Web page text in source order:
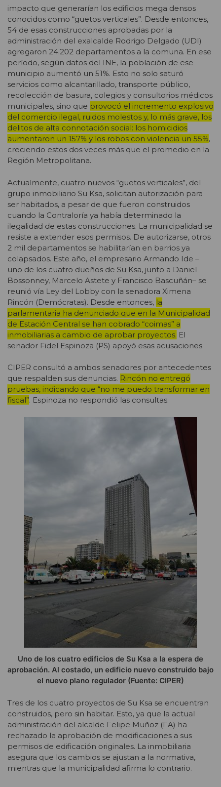
impacto que generarían los edificios mega densos
conocidos como “guetos verticales”. Desde entonces,
54 de esas construcciones aprobadas por la
administración del exalcalde Rodrigo Delgado (UDI)
agregaron 24.202 departamentos a la comuna. En ese
período, según datos del INE, la población de ese
municipio aumentó un 51%. Esto no solo saturó
servicios como alcantarillado, transporte público,
recolección de basura, colegios y consultorios médicos
municipales, sino que provocó el incremento explosivo
del comercio ilegal, ruidos molestos y, lo más grave, los
delitos de alta connotación social: los homicidios
aumentaron un 157% y los robos con violencia un 55%,
creciendo estos dos veces más que el promedio en la
Región Metropolitana.
Actualmente, cuatro nuevos “guetos verticales”, del
grupo inmobiliario Su Ksa, solicitan autorización para
ser habitados, a pesar de que fueron construidos
cuando la Contraloría ya había determinado la
ilegalidad de estas construcciones. La municipalidad se
resiste a extender esos permisos. De autorizarse, otros
2 mil departamentos se habilitarían en barrios ya
colapsados. Este año, el empresario Armando Ide –
uno de los cuatro dueños de Su Ksa, junto a Daniel
Bossonney, Marcelo Astete y Francisco Bascuñán– se
reunió vía Ley del Lobby con la senadora Ximena
Rincón (Demócratas). Desde entonces, la
parlamentaria ha denunciado que en la Municipalidad
de Estación Central se han cobrado “coimas” a
inmobiliarias a cambio de aprobar proyectos. El
senador Fidel Espinoza (PS) apoyó esas acusaciones.
CIPER consultó a ambos senadores por antecedentes
que respalden sus denuncias. Rincón no entregó
pruebas, indicando que “no me puedo transformar en
fiscal”. Espinoza no respondió las consultas.
Uno de los cuatro edificios de Su Ksa a la espera de
aprobación. Al costado, un edificio nuevo construido bajo
el nuevo plano regulador (Fuente: CIPER)
Tres de los cuatro proyectos de Su Ksa se encuentran
construidos, pero sin habitar. Esto, ya que la actual
administración del alcalde Felipe Muñoz (FA) ha
rechazado la aprobación de modificaciones a sus
permisos de edificación originales. La inmobiliaria
asegura que los cambios se ajustan a la normativa,
mientras que la municipalidad afirma lo contrario.